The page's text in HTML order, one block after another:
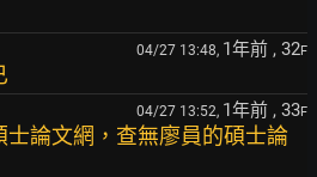
04/27 13:48, 1年前 , 32F
04/27 13:52, 1年前 , 33F
士論文網，查無廖員的碩士論